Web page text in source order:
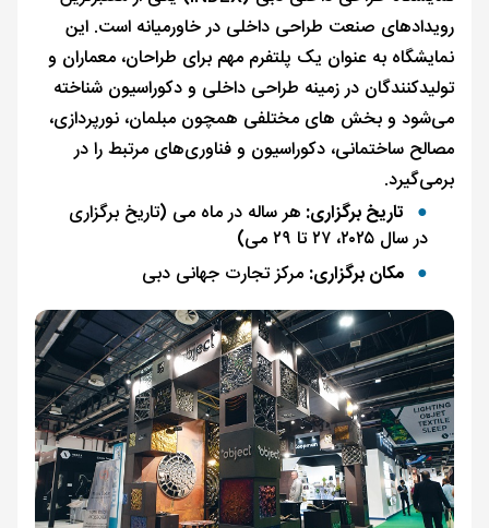
رویدادهای صنعت طراحی داخلی در خاورمیانه است. این
نمایشگاه به عنوان یک پلتفرم مهم برای طراحان، معماران و
تولیدکنندگان در زمینه طراحی داخلی و دکوراسیون شناخته
می‌شود و بخش های مختلفی همچون مبلمان، نورپردازی،
مصالح ساختمانی، دکوراسیون و فناوری‌های مرتبط را در
برمی‌گیرد.
تاریخ برگزاری: هر ساله در ماه می (تاریخ برگزاری
در سال ۲۰۲۵، ۲۷ تا ۲۹ می)
مکان برگزاری: مرکز تجارت جهانی دبی